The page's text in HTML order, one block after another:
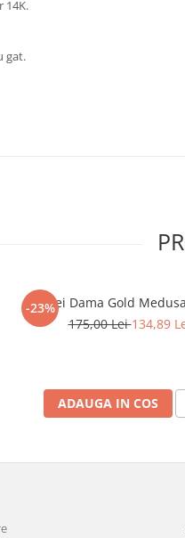
14K.
gat.
-23%
Cercei Dama Gold
175,00 Lei134,89
ADAUGA IN COS